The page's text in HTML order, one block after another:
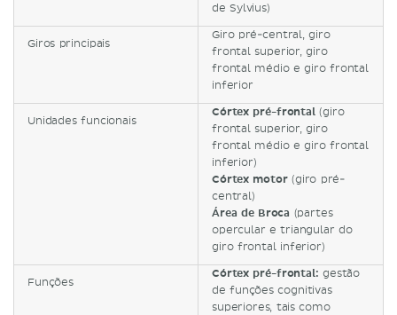
de Sylvius)
Giros principais
Giro pré-central, giro
frontal superior, giro
frontal médio e giro frontal
inferior
Unidades funcionais
Córtex pré-frontal(giro
frontal superior, giro
frontal médio e giro frontal
inferior)
Córtex motor(giro pré-
central)
Área de Broca (partes
opercular e triangular do
giro frontal inferior)
Funções
Córtex pré-frontal: gestão
de funções cognitivas
superiores, tais como